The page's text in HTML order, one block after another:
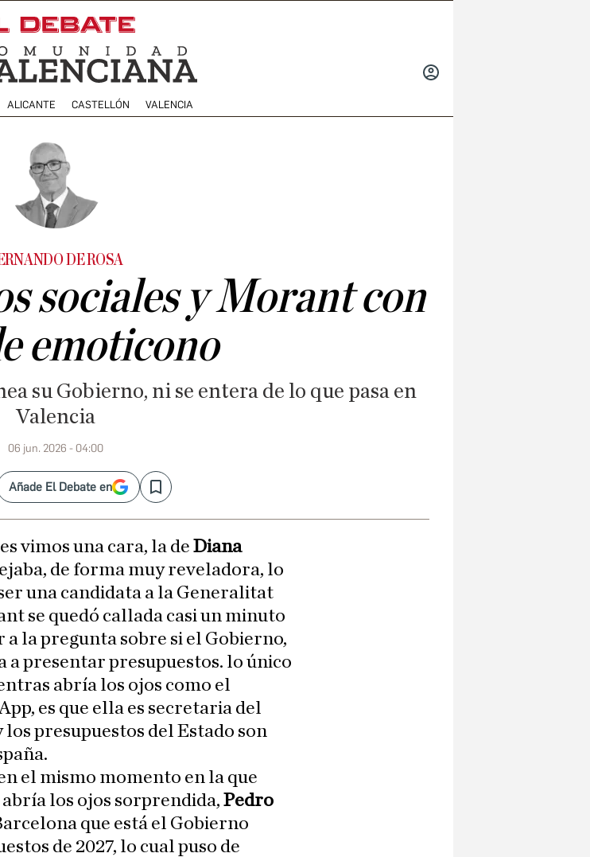
ALICANTE CASTELLÓN VALENCIA
DE ROSA
sociales y Morant con
emoticono
su Gobierno, ni se entera de lo que pasa en
Valencia
06 jun. 2026 - 04:00
Añade El Debate en Save
vimos una cara, la deDiana
de forma muy reveladora, lo
una candidata a la Generalitat
se quedó callada casi un minuto
a la pregunta sobre si el Gobierno,
a presentar presupuestos. lo único
abría los ojos como el
es que ella es secretaria del
presupuestos del Estado son
el mismo momento en la que
los ojos sorprendida, Pedro
que está el Gobierno
de 2027, lo cual puso de